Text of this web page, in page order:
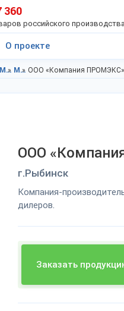
360
российского производства
О проекте
Мангалы в Ярославская область Мангалы в г.Рыбинск ООО «Компания ПРОМЭКС»
ООО
г.Рыбинск
Компания-
дилеров.
Заказать